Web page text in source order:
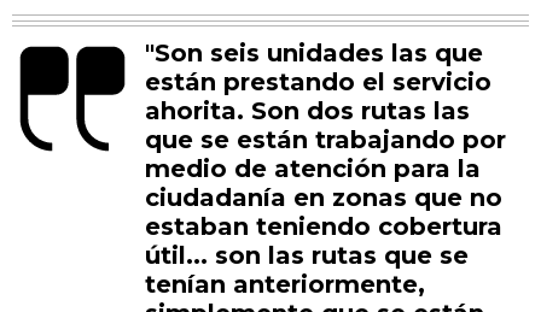
"Son seis unidades las que
están prestando el servicio
ahorita. Son dos rutas las
que se están trabajando por
medio de atención para la
ciudadanía en zonas que no
estaban teniendo cobertura
útil... son las rutas que se
tenían anteriormente,